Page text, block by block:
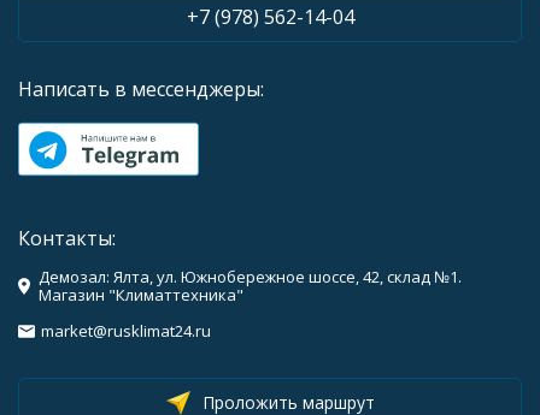
+7 (978) 562-14-04
Написать в мессенджеры:
Контакты:
Демозал: Ялта, ул. Южнобережное шоссе, 42, склад №1.
Магазин "Климаттехника"
market@rusklimat24.ru
Проложить маршрут